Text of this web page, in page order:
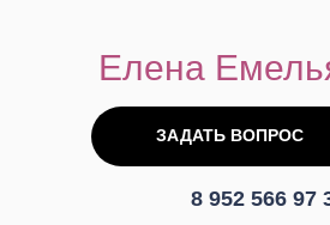
Елена
8 952 566 97
ЗАДАТЬ ВОПРОС